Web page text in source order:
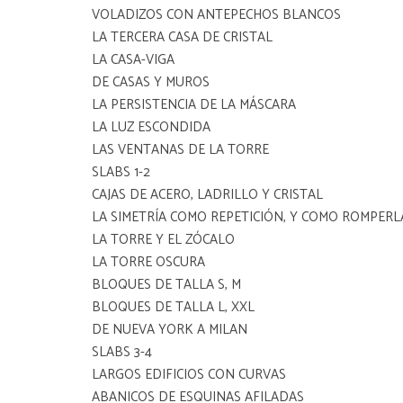
VOLADIZOS CON ANTEPECHOS BLANCOS
LA TERCERA CASA DE CRISTAL
LA CASA-VIGA
DE CASAS Y MUROS
LA PERSISTENCIA DE LA MÁSCARA
LA LUZ ESCONDIDA
LAS VENTANAS DE LA TORRE
SLABS 1-2
CAJAS DE ACERO, LADRILLO Y CRISTAL
LA SIMETRÍA COMO REPETICIÓN, Y COMO
LA TORRE Y EL ZÓCALO
LA TORRE OSCURA
BLOQUES DE TALLA S, M
BLOQUES DE TALLA L, XXL
DE NUEVA YORK A MILAN
SLABS 3-4
LARGOS EDIFICIOS CON CURVAS
ABANICOS DE ESQUINAS AFILADAS